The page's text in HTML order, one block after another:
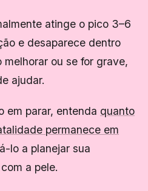
atinge o pico 3–6
e desaparece dentro
melhorar ou se for grave,
ajudar.
em parar, entenda quanto
permanece em
lo a planejar sua
a pele.